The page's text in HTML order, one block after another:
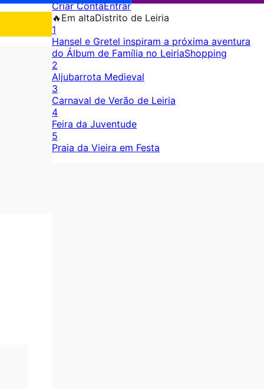
Criar ContaEntrar
🔥 Em altaDistrito de Leiria
1
Hansel e Gretel inspiram a próxima aventura
do Álbum de Família no LeiriaShopping
2
Aljubarrota Medieval
3
Carnaval de Verão de Leiria
4
Feira da Juventude
5
Praia da Vieira em Festa